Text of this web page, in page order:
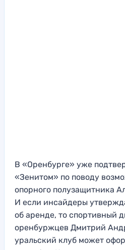
В «Оренбурге» уже
«Зенитом» по поводу
опорного полузащитника
И если инсайдеры
об аренде, то спортивный
оренбуржцев Дмитрий
уральский клуб может